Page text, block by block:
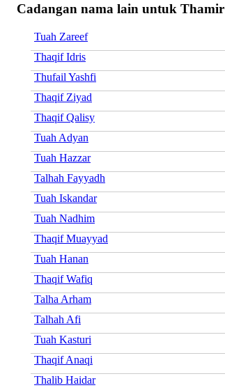
Cadangan nama lain untuk Thamir
Tuah Zareef
Thaqif Idris
Thufail Yashfi
Thaqif Ziyad
Thaqif Qalisy
Tuah Adyan
Tuah Hazzar
Talhah Fayyadh
Tuah Iskandar
Tuah Nadhim
Thaqif Muayyad
Tuah Hanan
Thaqif Wafiq
Talha Arham
Talhah Afi
Tuah Kasturi
Thaqif Anaqi
Thalib Haidar